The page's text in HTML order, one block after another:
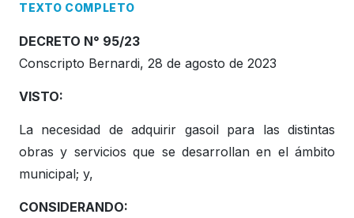
TEXTO COMPLETO
DECRETO N° 95/23
Conscripto Bernardi, 28 de agosto de 2023
VISTO:
La necesidad de adquirir gasoil para las distintas
obras y servicios que se desarrollan en el ámbito
municipal; y,
CONSIDERANDO: